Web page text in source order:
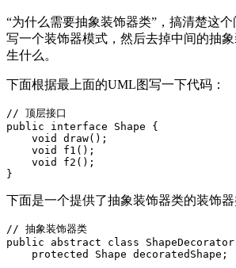
“为什么需要抽象装饰器类”，搞清楚这
写一个装饰器模式，然后去掉中间的抽
生什么。
下面根据最上面的UML图写一下代码：
// 顶层接口
public interface Shape {
    void draw();
    void f1();
    void f2();
}
下面是一个提供了抽象装饰器类的装饰器
// 抽象装饰器类
public abstract class ShapeDecorator
    protected Shape decoratedShape;